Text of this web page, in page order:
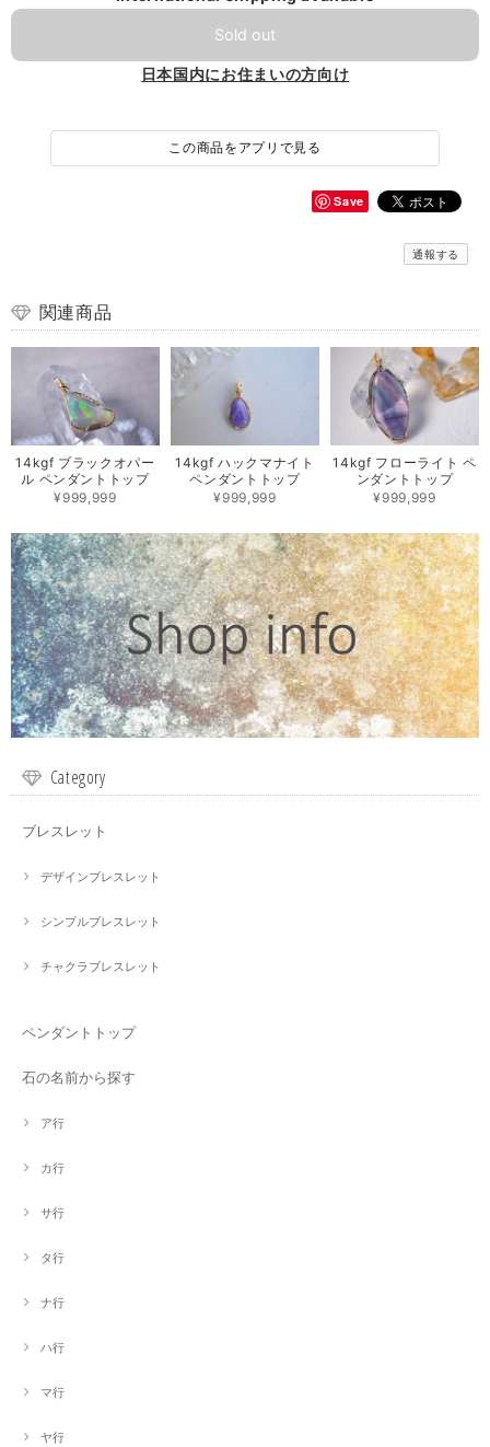
Sold out
日本国内にお住まいの方向け
この商品をアプリで見る
Save
通報する
関連商品
14kgf ブラックオパー
ル ペンダントトップ
¥999,999
14kgf ハックマナイト
ペンダントトップ
¥999,999
14kgf フローライト ペ
ンダントトップ
¥999,999
Category
ブレスレット
デザインブレスレット
シンプルブレスレット
チャクラブレスレット
ペンダントトップ
石の名前から探す
ア行
カ行
サ行
タ行
ナ行
ハ行
マ行
ヤ行